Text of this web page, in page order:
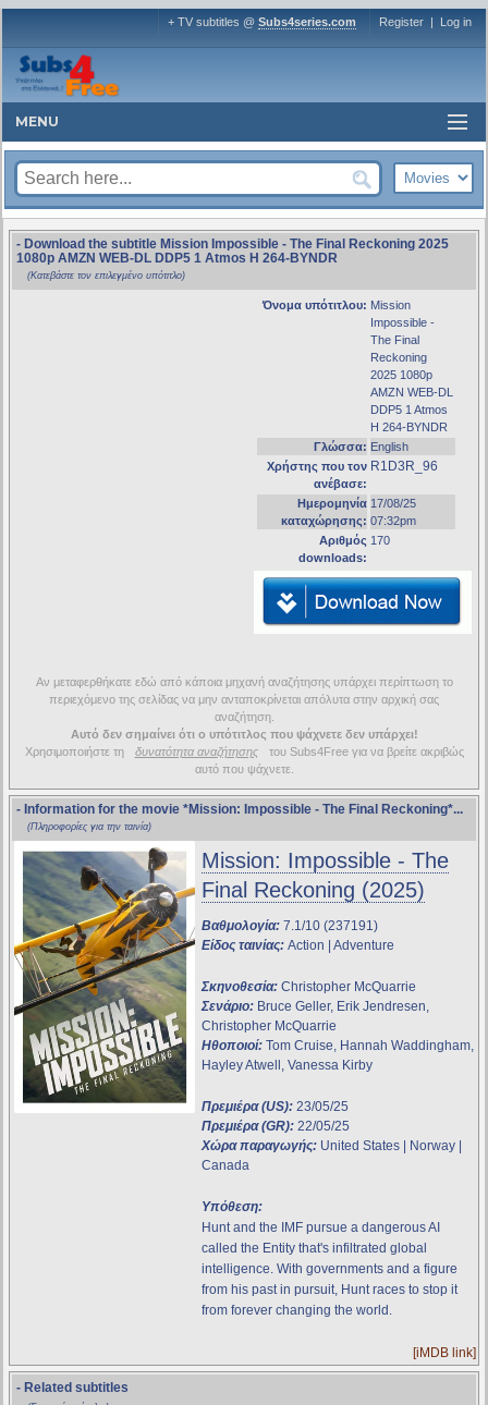
+ TV subtitles @ Subs4series.com Register | Log in
MENU
- Download the subtitle Mission Impossible - The Final Reckoning 2025
1080p AMZN WEB-DL DDP5 1 Atmos H 264-BYNDR
(Κατεβάστε τον επιλεγμένο υπότιτλο)
Όνομα υπότιτλου: Mission
Impossible -
The Final
Reckoning
2025 1080p
AMZN WEB-DL
DDP5 1 Atmos
H 264-BYNDR
Γλώσσα: English
Χρήστης που τον
ανέβασε:
R1D3R_96
Ημερομηνία
καταχώρησης:
17/08/25
07:32pm
Αριθμός
downloads:
170
Αν μεταφερθήκατε εδώ από κάποια μηχανή αναζήτησης υπάρχει περίπτωση το
περιεχόμενο της σελίδας να μην ανταποκρίνεται απόλυτα στην αρχική σας
αναζήτηση.
Αυτό δεν σημαίνει ότι ο υπότιτλος που ψάχνετε δεν υπάρχει!
Χρησιμοποιήστε τη
δυνατότητα αναζήτησης
του Subs4Free για να βρείτε ακριβώς
αυτό που ψάχνετε.
- Information for the movie *Mission: Impossible - The Final Reckoning*...
(Πληροφορίες για την ταινία)
Mission: Impossible - The
Final Reckoning (2025)
Βαθμολογία: 7.1/10 (237191)
Είδος ταινίας: Action | Adventure
Σκηνοθεσία: Christopher McQuarrie
Σενάριο: Bruce Geller, Erik Jendresen,
Christopher McQuarrie
Ηθοποιοί: Tom Cruise, Hannah Waddingham,
Hayley Atwell, Vanessa Kirby
Πρεμιέρα (US): 23/05/25
Πρεμιέρα (GR): 22/05/25
Χώρα παραγωγής: United States | Norway |
Canada
Υπόθεση:
Hunt and the IMF pursue a dangerous AI
called the Entity that's infiltrated global
intelligence. With governments and a figure
from his past in pursuit, Hunt races to stop it
from forever changing the world.
[iMDB link]
- Related subtitles